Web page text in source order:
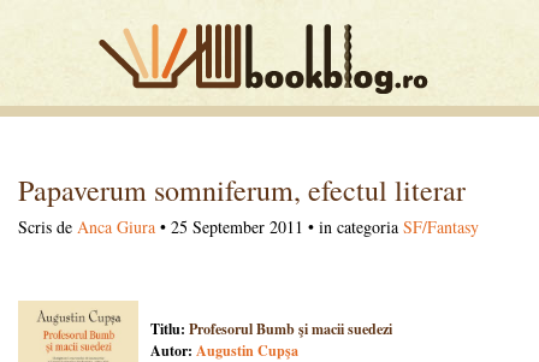
Papaverum somniferum, efectul literar
Scris de Anca Giura • 25 September 2011 • in categoria SF/Fantasy
Titlu: Profesorul Bumb şi macii suedezi
Autor: Augustin Cupşa